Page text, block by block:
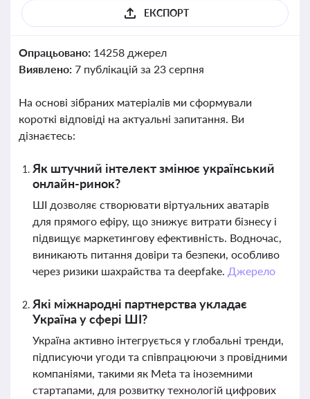
ЕКСПОРТ
Опрацьовано: 14258 джерел
Виявлено: 7 публікацій за 23 серпня
На основі зібраних матеріалів ми сформували
короткі відповіді на актуальні запитання. Ви
дізнаєтесь:
Як штучний інтелект змінює український
онлайн-ринок?
ШІ дозволяє створювати віртуальних аватарів
для прямого ефіру, що знижує витрати бізнесу і
підвищує маркетингову ефективність. Водночас,
виникають питання довіри та безпеки, особливо
через ризики шахрайства та deepfake. Джерело
Які міжнародні партнерства укладає
Україна у сфері ШІ?
Україна активно інтегрується у глобальні тренди,
підписуючи угоди та співпрацюючи з провідними
компаніями, такими як Meta та іноземними
стартапами, для розвитку технологій цифрових